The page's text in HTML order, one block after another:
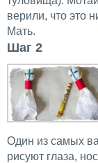
верили, что это
Мать.
Шаг 2
Один из самых
рисуют глаза,